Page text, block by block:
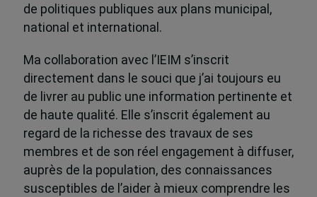
de politiques publiques aux plans municipal,
national et international.
Ma collaboration avec l’IEIM s’inscrit
directement dans le souci que j’ai toujours eu
de livrer au public une information pertinente et
de haute qualité. Elle s’inscrit également au
regard de la richesse des travaux de ses
membres et de son réel engagement à diffuser,
auprès de la population, des connaissances
susceptibles de l’aider à mieux comprendre les